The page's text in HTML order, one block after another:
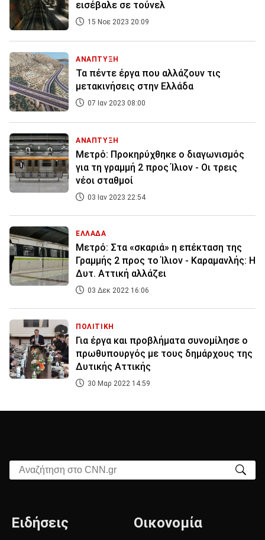
εισέβαλε σε τούνελ
15 Νοε 2023 20:09
ΑΝΑΠΤΥΞΗ
Τα πέντε έργα που αλλάζουν τις
μετακινήσεις στην Ελλάδα
07 Ιαν 2023 08:00
ΑΝΑΠΤΥΞΗ
Μετρό: Προκηρύχθηκε ο διαγωνισμός
για τη γραμμή 2 προς Ίλιον - Οι τρεις
νέοι σταθμοί
03 Ιαν 2023 22:54
ΕΛΛΑΔΑ
Μετρό: Στα «σκαριά» η επέκταση της
Γραμμής 2 προς το Ίλιον - Καραμανλής: Η
Δυτ. Αττική αλλάζει
03 Δεκ 2022 16:06
ΠΟΛΙΤΙΚΗ
Για έργα και προβλήματα συνομίλησε ο
πρωθυπουργός με τους δημάρχους της
Δυτικής Αττικής
30 Μαρ 2022 14:59
Αναζήτηση στο CNN.gr
Ειδήσεις Οικονομία